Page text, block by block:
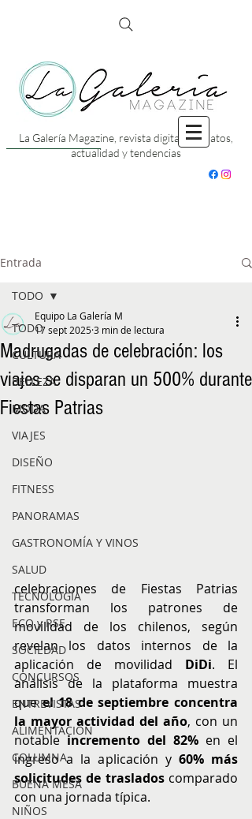
La Galería Magazine, revista digital con datos,
actualidad y tendencias
Entrada
TODO
CULTURA
BELLEZA
MODA
VIAJES
DISEÑO
FITNESS
PANORAMAS
GASTRONOMÍA Y VINOS
SALUD
TECNOLOGÍA
ECO y RSE
SOCIEDAD
CONCURSOS
ENTREVISTAS
ALIMENTACIÓN
COLUMNA
BUENA MESA
NIÑOS
TODO
Madrugadas de celebración: los
viajes se disparan un 500% durante
Fiestas Patrias
Equipo La Galería M
17 sept 20253 min de lectura
celebraciones de Fiestas Patrias
transforman los patrones de
movilidad de los chilenos, según
revelan los datos internos de la
aplicación de movilidad DiDi. El
análisis de la plataforma muestra
que el 18 de septiembre concentra
la mayor actividad del año, con un
notable incremento del 82% en el
ingreso a la aplicación y 60% más
solicitudes de traslados comparado
con una jornada típica.